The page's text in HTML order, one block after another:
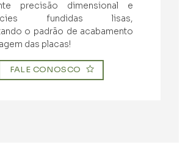
precisão dimensional e
fundidas lisas,
o padrão de acabamento
das placas!
FALE CONOSCO